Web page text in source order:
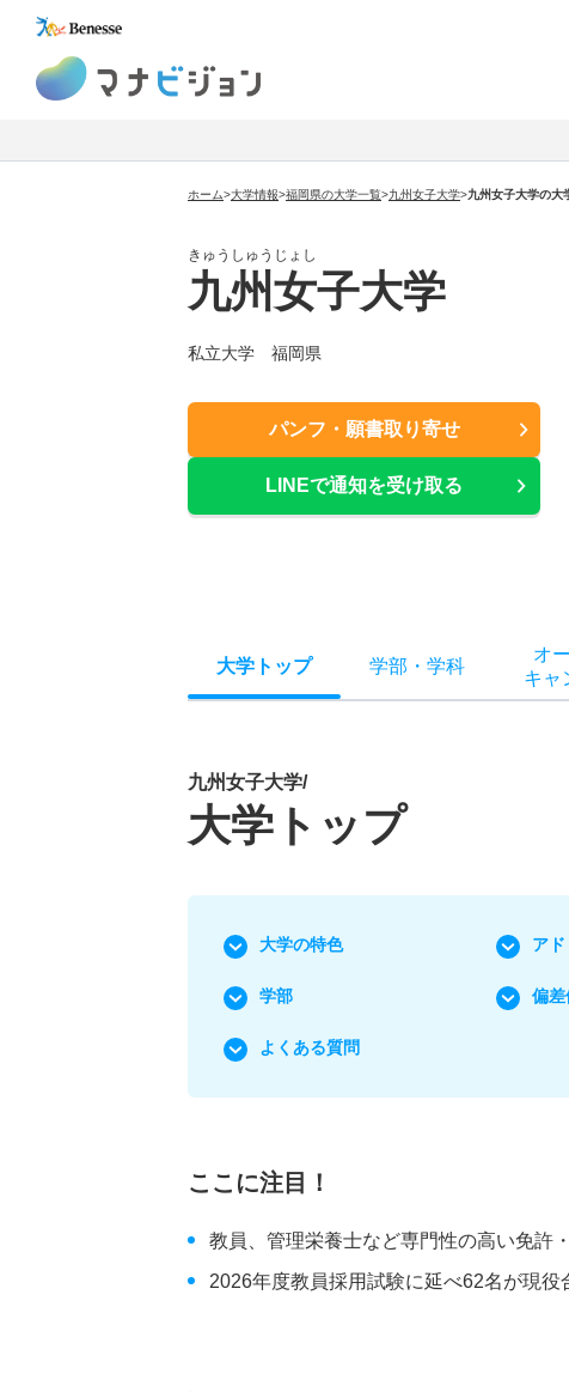
ホーム>大学情報>福岡県の大学一覧>九州女子大学>九州女子大学の大
きゅうしゅうじょし
九州女子大学
私立大学 福岡県
パンフ・願書取り寄せ
LINEで通知を受け取る
大学トップ 学部 ・ 学科
オー
キャ
九州女子大学/
大学トップ
大学の特色 ア
学部 偏差
よくある質問
ここに注目！
教員、管理栄養士など専門性の高い免許
2026年度教員採用試験に延べ62名が現役